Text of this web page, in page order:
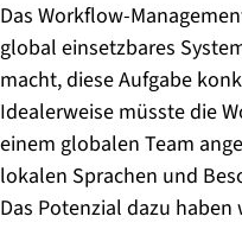
Das Workflow-
global einsetzbares
macht, diese Aufgabe
Idealerweise müsste die
einem globalen Team
lokalen Sprachen und
Das Potenzial dazu haben